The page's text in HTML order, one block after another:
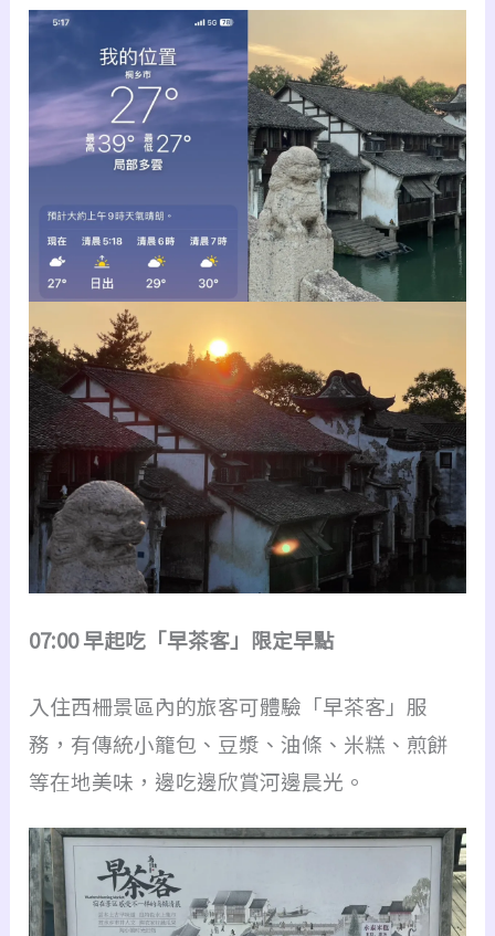
07:00 早起吃「早茶客」限定早點
入住西柵景區內的旅客可體驗「早茶客」服
務，有傳統小籠包、豆漿、油條、米糕、煎餅
等在地美味，邊吃邊欣賞河邊晨光。